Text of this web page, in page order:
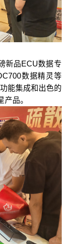
新品ECU数据专
数据精灵等
能集成和出色的
品。